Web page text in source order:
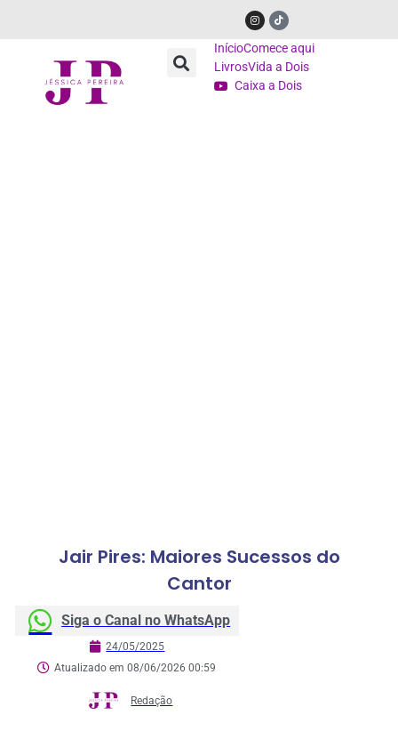
InícioComece aqui
LivrosVida a Dois
Caixa a Dois
Jair Pires: Maiores Sucessos do
Cantor
Siga o Canal no WhatsApp
24/05/2025
Atualizado em 08/06/2026 00:59
Redação